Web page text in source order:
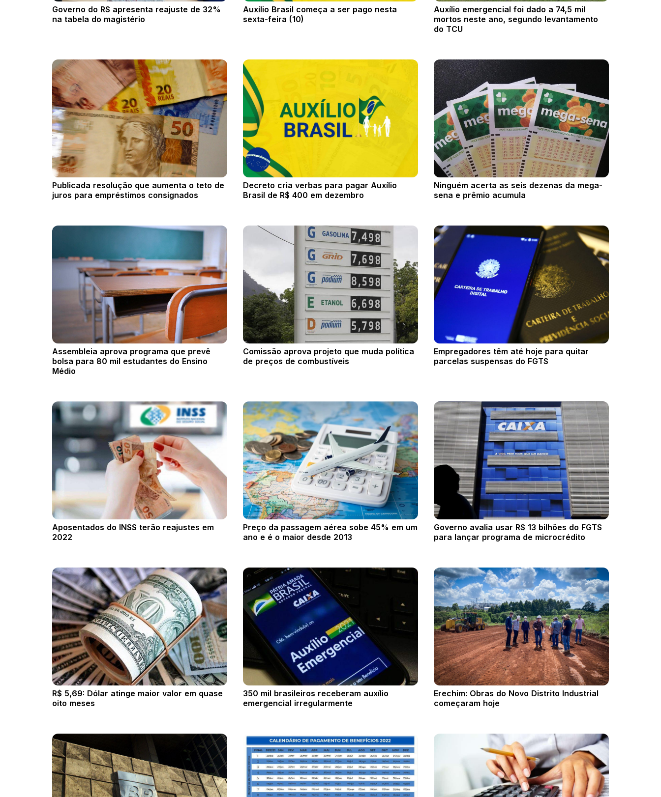
Governo do RS apresenta reajuste de 32%
na tabela do magistério
Auxílio Brasil começa a ser pago nesta
sexta-feira (10)
Auxílio emergencial foi dado a 74,5 mil
mortos neste ano, segundo levantamento
do TCU
Publicada resolução que aumenta o teto de
juros para empréstimos consignados
Decreto cria verbas para pagar Auxílio
Brasil de R$ 400 em dezembro
Ninguém acerta as seis dezenas da mega-
sena e prêmio acumula
Assembleia aprova programa que prevê
bolsa para 80 mil estudantes do Ensino
Médio
Comissão aprova projeto que muda política
de preços de combustíveis
Empregadores têm até hoje para quitar
parcelas suspensas do FGTS
Aposentados do INSS terão reajustes em
2022
Preço da passagem aérea sobe 45% em um
ano e é o maior desde 2013
Governo avalia usar R$ 13 bilhões do FGTS
para lançar programa de microcrédito
R$ 5,69: Dólar atinge maior valor em quase
oito meses
350 mil brasileiros receberam auxílio
emergencial irregularmente
Erechim: Obras do Novo Distrito Industrial
começaram hoje